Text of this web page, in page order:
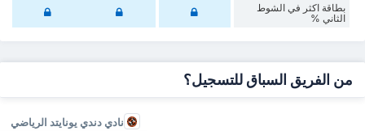
‏بطاقة اكثر في الشوط
‏الثاني %
من الفريق السباق للتسجيل؟
نادي دندي يونايتد الرياضي